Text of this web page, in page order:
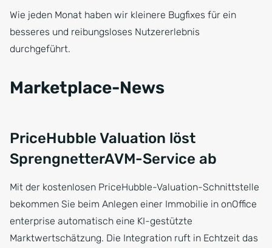
Wie jeden Monat haben wir kleinere Bugfixes für ein
besseres und reibungsloses Nutzererlebnis
durchgeführt.
Marketplace-News
PriceHubble Valuation löst
SprengnetterAVM-Service ab
Mit der kostenlosen PriceHubble-Valuation-Schnittstelle
bekommen Sie beim Anlegen einer Immobilie in onOffice
enterprise automatisch eine KI-gestützte
Marktwertschätzung. Die Integration ruft in Echtzeit das